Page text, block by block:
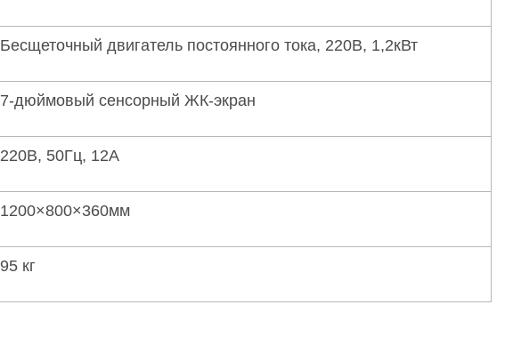
Бесщеточный двигатель постоянного тока, 220В, 1,2кВт
7-дюймовый сенсорный ЖК-экран
220В, 50Гц, 12А
1200×800×360мм
95 кг